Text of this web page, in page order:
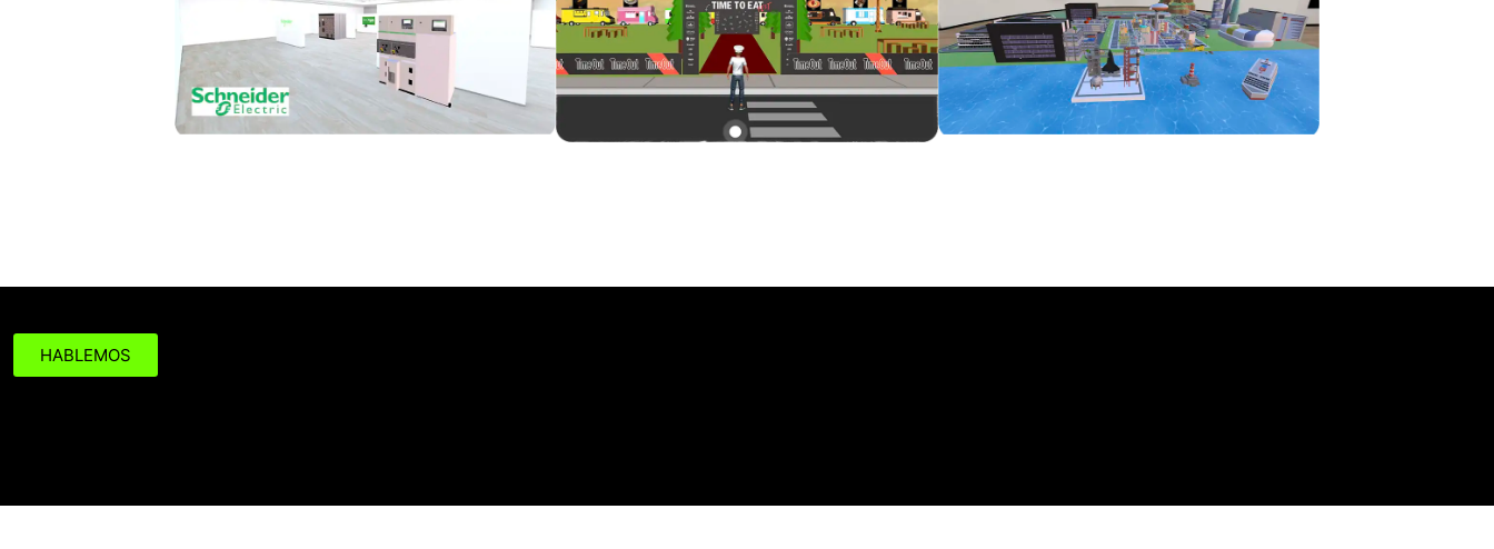
HABLEMOS